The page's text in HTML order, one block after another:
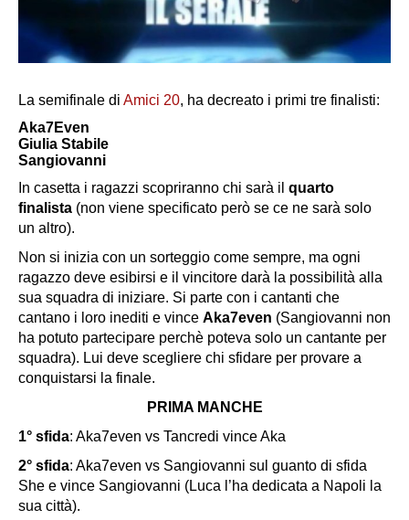
La semifinale di Amici 20, ha decreato i primi tre finalisti:
Aka7Even
Giulia Stabile
Sangiovanni
In casetta i ragazzi scopriranno chi sarà il quarto
finalista (non viene specificato però se ce ne sarà solo
un altro).
Non si inizia con un sorteggio come sempre, ma ogni
ragazzo deve esibirsi e il vincitore darà la possibilità alla
sua squadra di iniziare. Si parte con i cantanti che
cantano i loro inediti e vince Aka7even (Sangiovanni non
ha potuto partecipare perchè poteva solo un cantante per
squadra). Lui deve scegliere chi sfidare per provare a
conquistarsi la finale.
PRIMA MANCHE
1° sfida: Aka7even vs Tancredi vince Aka
2° sfida: Aka7even vs Sangiovanni sul guanto di sfida
She e vince Sangiovanni (Luca l’ha dedicata a Napoli la
sua città).